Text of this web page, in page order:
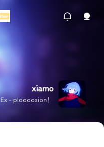
xiamo
Ex - ploooosion！